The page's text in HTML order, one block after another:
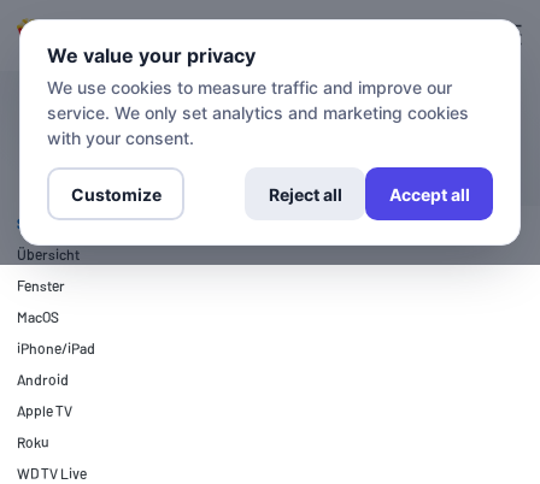
SETUP-ANLEITUNGEN
PlayStation 3
SETUP-ANLEITUNGEN
Übersicht
Fenster
MacOS
iPhone/iPad
Android
Apple TV
Roku
WD TV Live
We value your privacy
We use cookies to measure traffic and improve our
service. We only set analytics and marketing cookies
with your consent.
Customize Reject all Accept all